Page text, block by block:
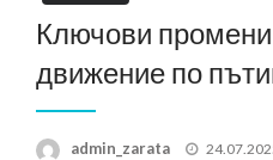
Ключови
движение по
admin_zarata
Posted